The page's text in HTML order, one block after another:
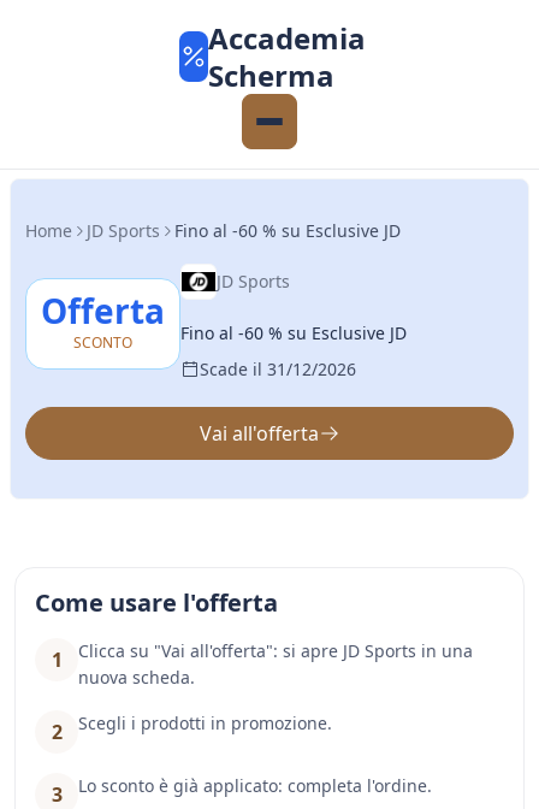
Accademia
Scherma
Home JD Sports Fino al -60 % su Esclusive JD
Offerta
SCONTO
JD Sports
Fino al -60 % su Esclusive JD
Scade il 31/12/2026
Vai all'offerta
Come usare l'offerta
1
Clicca su "Vai all'offerta": si apre JD Sports in una
nuova scheda.
2 Scegli i prodotti in promozione.
3 Lo sconto è già applicato: completa l'ordine.